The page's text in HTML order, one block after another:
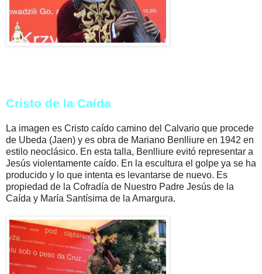
Cristo de la Caída
La imagen es Cristo caído camino del Calvario que procede
de Ubeda (Jaen) y es obra de Mariano Benlliure en 1942 en
estilo neoclásico. En esta talla, Benlliure evitó representar a
Jesús violentamente caído. En la escultura el golpe ya se ha
producido y lo que intenta es levantarse de nuevo. Es
propiedad de la Cofradía de Nuestro Padre Jesús de la
Caída y María Santísima de la Amargura.